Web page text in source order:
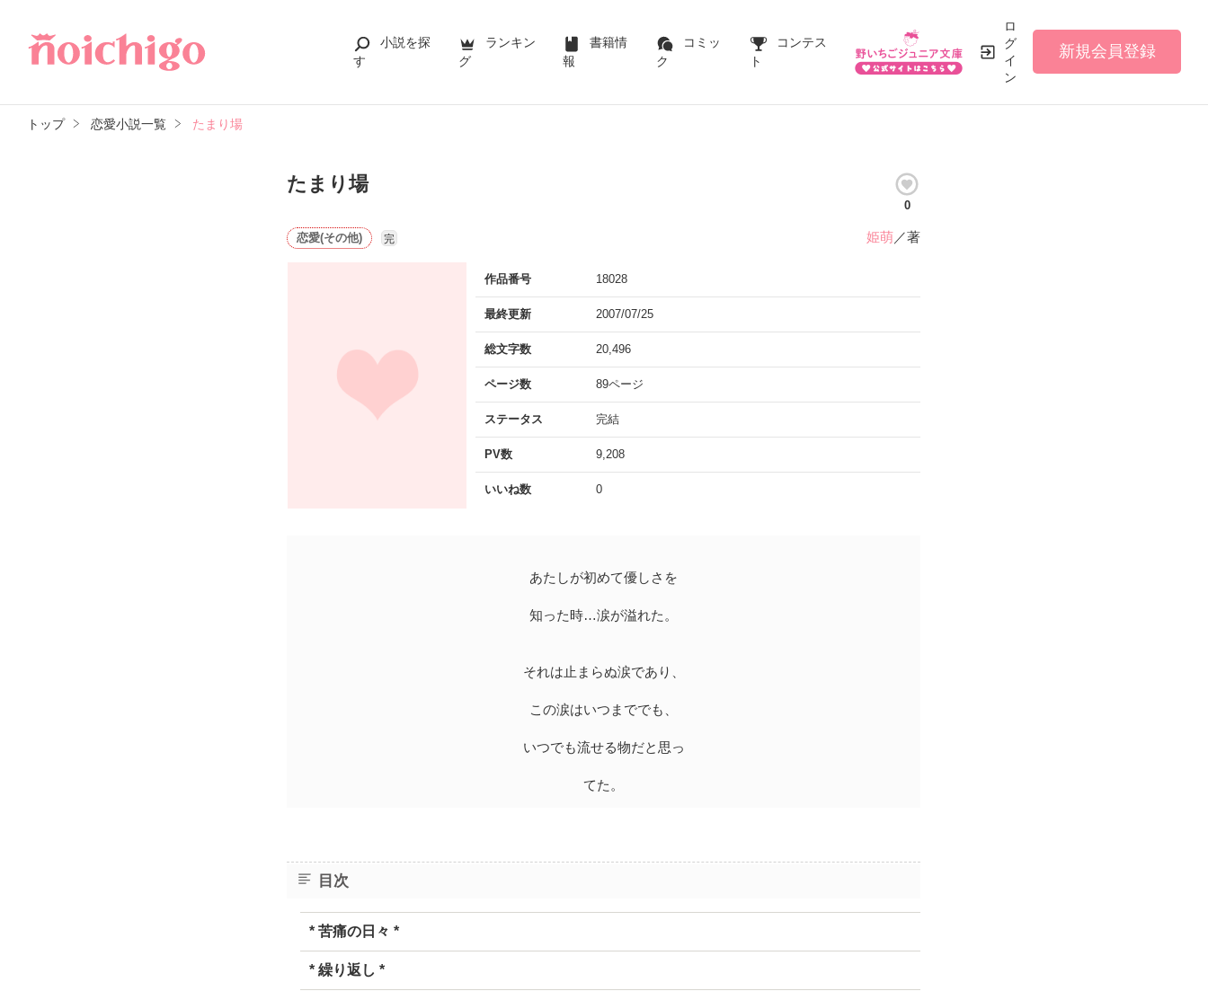
小説を探
す
ランキン
グ
書籍情
報
コミッ
ク
コンテス
ト
ロ
グ
イ
ン
新規会員登録
トップ 恋愛小説一覧 たまり場
たまり場
0
恋愛(その他) 完 姫萌／著
作品番号 18028
最終更新 2007/07/25
総文字数 20,496
ページ数 89ページ
ステータス 完結
PV数 9,208
いいね数 0
あたしが初めて優しさを
知った時…涙が溢れた。
それは止まらぬ涙であり、
この涙はいつまででも、
いつでも流せる物だと思っ
てた。
目次
* 苦痛の日々 *
* 繰り返し *